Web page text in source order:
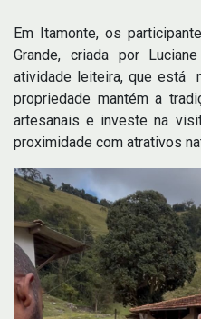
Em Itamonte, os
Grande, criada por
atividade leiteira, que está
propriedade mantém a
artesanais e investe na
proximidade com atrativos